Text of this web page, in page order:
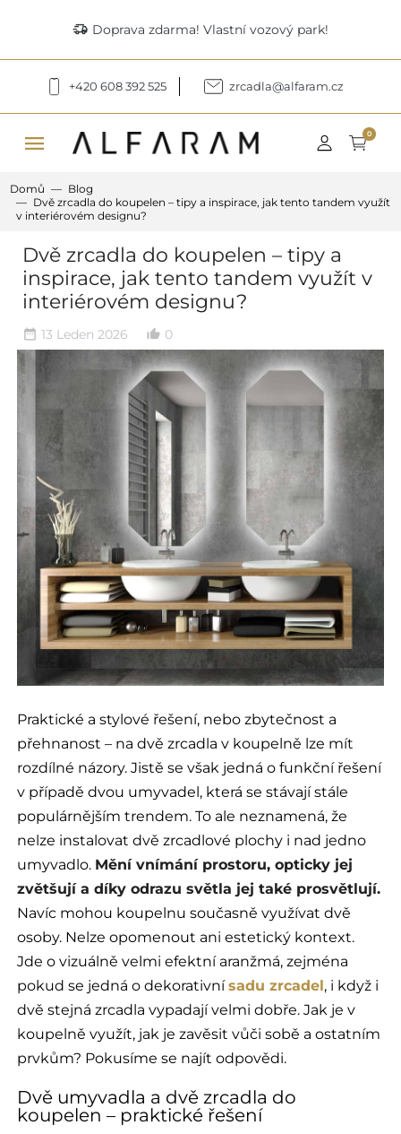
delivery_truck_speed Doprava zdarma! Vlastní vozový park!
+420 608 392 525 zrcadla@alfaram.cz
menu 0
Domů
Blog
Dvě zrcadla do koupelen – tipy a inspirace, jak tento tandem využít
v interiérovém designu?
Dvě zrcadla do koupelen – tipy a
inspirace, jak tento tandem využít v
interiérovém designu?
date_range 13 Leden 2026 thumb_up_alt 0
Praktické a stylové řešení, nebo zbytečnost a
přehnanost – na dvě zrcadla v koupelně lze mít
rozdílné názory. Jistě se však jedná o funkční řešení
v případě dvou umyvadel, která se stávají stále
populárnějším trendem. To ale neznamená, že
nelze instalovat dvě zrcadlové plochy i nad jedno
umyvadlo. Mění vnímání prostoru, opticky jej
zvětšují a díky odrazu světla jej také prosvětlují.
Navíc mohou koupelnu současně využívat dvě
osoby. Nelze opomenout ani estetický kontext.
Jde o vizuálně velmi efektní aranžmá, zejména
pokud se jedná o dekorativnísadu zrcadel, i když i
dvě stejná zrcadla vypadají velmi dobře. Jak je v
koupelně využít, jak je zavěsit vůči sobě a ostatním
prvkům? Pokusíme se najít odpovědi.
Dvě umyvadla a dvě zrcadla do
koupelen – praktické řešení